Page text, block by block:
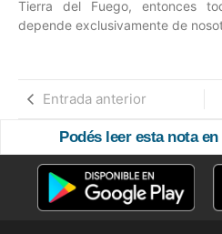
Tierra del Fuego, entonces
depende exclusivamente de
Entrada anterior
Podés leer esta nota